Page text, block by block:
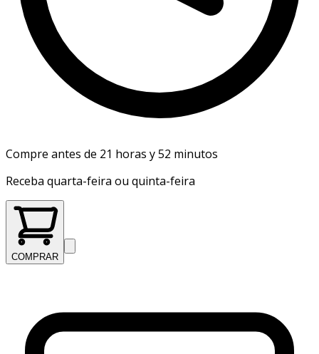
Compre antes de 21 horas y 52 minutos
Receba quarta-feira ou quinta-feira
COMPRAR